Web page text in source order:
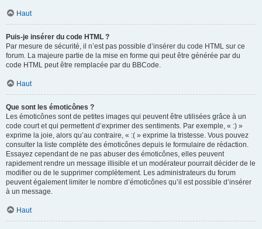
Haut
Puis-je insérer du code HTML ?
Par mesure de sécurité, il n’est pas possible d’insérer du code HTML sur ce
forum. La majeure partie de la mise en forme qui peut être générée par du
code HTML peut être remplacée par du BBCode.
Haut
Que sont les émoticônes ?
Les émoticônes sont de petites images qui peuvent être utilisées grâce à un
code court et qui permettent d’exprimer des sentiments. Par exemple, « :) »
exprime la joie, alors qu’au contraire, « :( » exprime la tristesse. Vous pouvez
consulter la liste complète des émoticônes depuis le formulaire de rédaction.
Essayez cependant de ne pas abuser des émoticônes, elles peuvent
rapidement rendre un message illisible et un modérateur pourrait décider de le
modifier ou de le supprimer complètement. Les administrateurs du forum
peuvent également limiter le nombre d’émoticônes qu’il est possible d’insérer
à un message.
Haut